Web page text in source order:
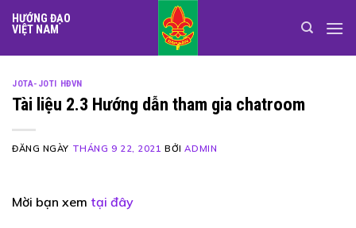
Skip
to
HƯỚNG ĐẠO
VIỆT NAM
JOTA-JOTI HĐVN
Tài liệu 2.3 Hướng dẫn tham gia chatroom
ĐĂNG NGÀY THÁNG 9 22, 2021 BỞIADMIN
Mời bạn xem tại đây